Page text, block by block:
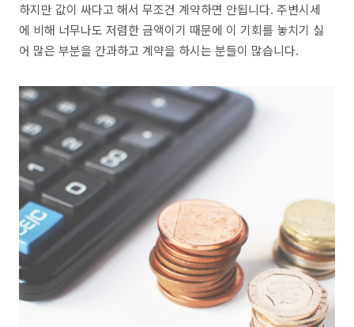
하지만 값이 싸다고 해서 무조건 계약하면 안됩니다. 주변시세
에 비해 너무나도 저렴한 금액이기 때문에 이 기회를 놓치기 싫
어 많은 부분을 간과하고 계약을 하시는 분들이 많습니다.